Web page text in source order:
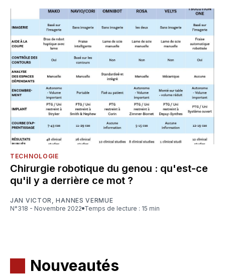
TECHNOLOGIE
Chirurgie robotique du genou : qu'est-ce
qu'il y a derrière ce mot ?
JAN VICTOR ,HANNES VERMUE
N°318 - Novembre 2022
Temps de lecture : 15 min
Nouveautés